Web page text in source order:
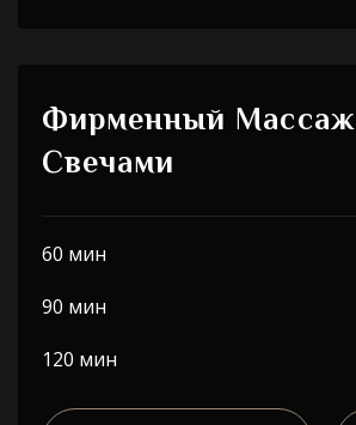
Фирменный Массаж
Свечами
60 мин
90 мин
120 мин